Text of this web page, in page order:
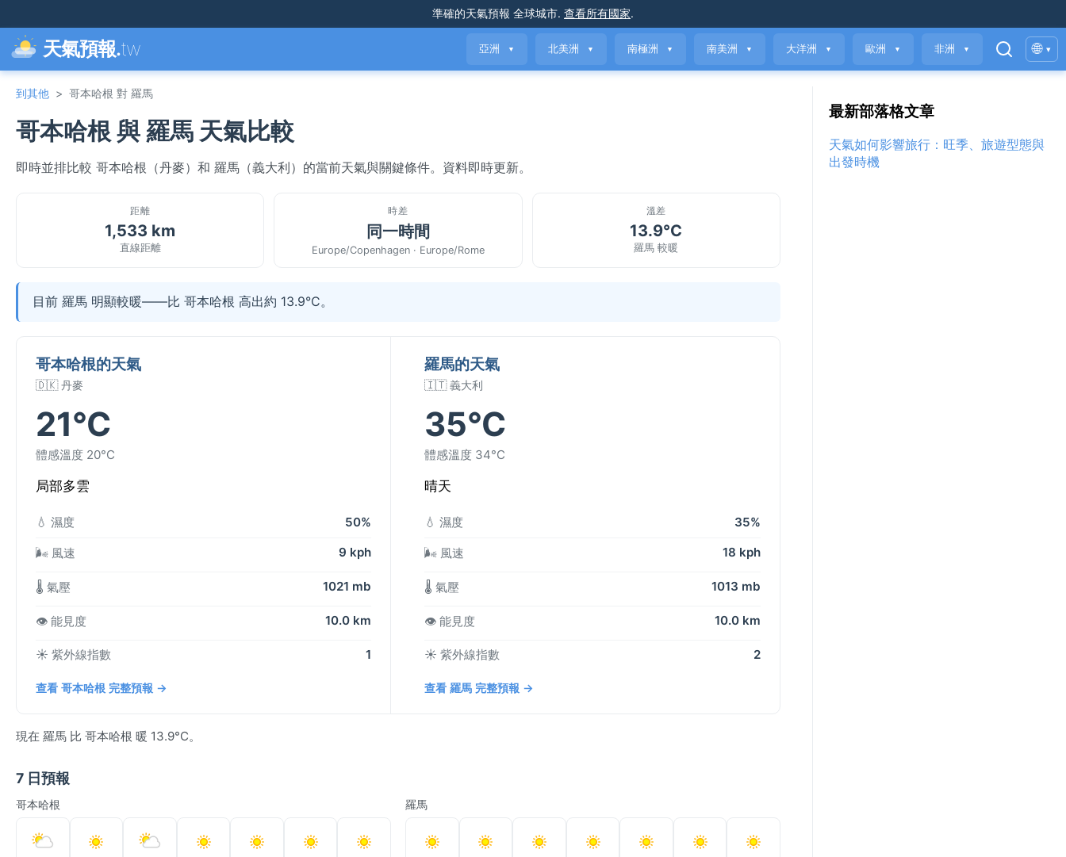
準確的天氣預報 全球城市. 查看所有國家.
天氣預報.tw 亞洲 ▼ 北美洲 ▼ 南極洲 ▼ 南美洲 ▼ 大洋洲 ▼ 歐洲 ▼ 非洲 ▼ 🌐 ▾
到其他 > 哥本哈根 對 羅馬
哥本哈根 與 羅馬 天氣比較
即時並排比較 哥本哈根（丹麥）和 羅馬（義大利）的當前天氣與關鍵條件。資料即時更新。
距離
1,533 km
直線距離
時差
同一時間
Europe/Copenhagen · Europe/Rome
溫差
13.9°C
羅馬 較暖
目前 羅馬 明顯較暖——比 哥本哈根 高出約 13.9°C。
哥本哈根的天氣
🇩🇰 丹麥
21°C
體感溫度 20°C
局部多雲
💧 濕度 50%
🌬️ 風速 9 kph
🌡️ 氣壓 1021 mb
👁️ 能見度 10.0 km
☀️ 紫外線指數 1
查看 哥本哈根 完整預報 →
羅馬的天氣
🇮🇹 義大利
35°C
體感溫度 34°C
晴天
💧 濕度 35%
🌬️ 風速 18 kph
🌡️ 氣壓 1013 mb
👁️ 能見度 10.0 km
☀️ 紫外線指數 2
查看 羅馬 完整預報 →
現在 羅馬 比 哥本哈根 暖 13.9°C。
7 日預報
哥本哈根 羅馬
最新部落格文章
天氣如何影響旅行：旺季、旅遊型態與
出發時機